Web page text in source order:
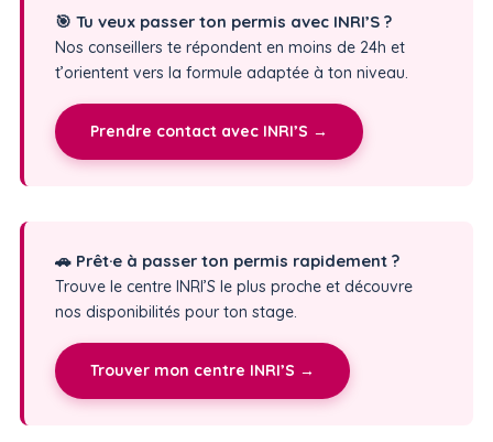
🎯 Tu veux passer ton permis avec INRI’S ?
Nos conseillers te répondent en moins de 24h et
t’orientent vers la formule adaptée à ton niveau.
Prendre contact avec INRI’S →
🚗 Prêt·e à passer ton permis rapidement ?
Trouve le centre INRI’S le plus proche et découvre
nos disponibilités pour ton stage.
Trouver mon centre INRI’S →